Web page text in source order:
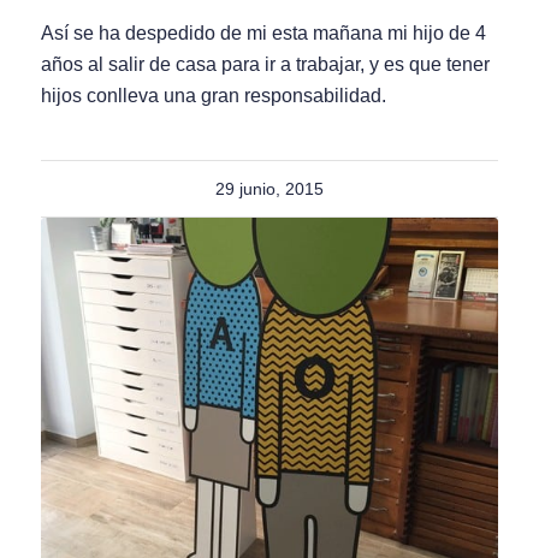
Así se ha despedido de mi esta mañana mi hijo de 4
años al salir de casa para ir a trabajar, y es que tener
hijos conlleva una gran responsabilidad.
29 junio, 2015